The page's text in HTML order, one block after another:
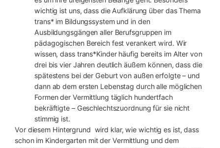
wichtig ist uns, dass die Aufklärung über das Thema
trans* im Bildungssystem und in den
Ausbildungsgängen aller Berufsgruppen im
pädagogischen Bereich fest verankert wird. Wir
wissen, dass trans*Kinder häufig bereits im Alter von
drei bis vier Jahren deutlich äußern können, dass die
spätestens bei der Geburt von außen erfolgte – und
dann ab dem ersten Lebenstag durch alle möglichen
Formen der Vermittlung täglich hundertfach
bekräftigte – Geschlechtszuordnung für sie nicht
stimmig ist.
Vor diesem Hintergrund wird klar, wie wichtig es ist, dass
schon im Kindergarten mit der Vermittlung und dem